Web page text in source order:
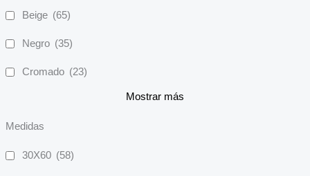
Beige (65)
Negro (35)
Cromado (23)
Mostrar más
Medidas
30X60 (58)